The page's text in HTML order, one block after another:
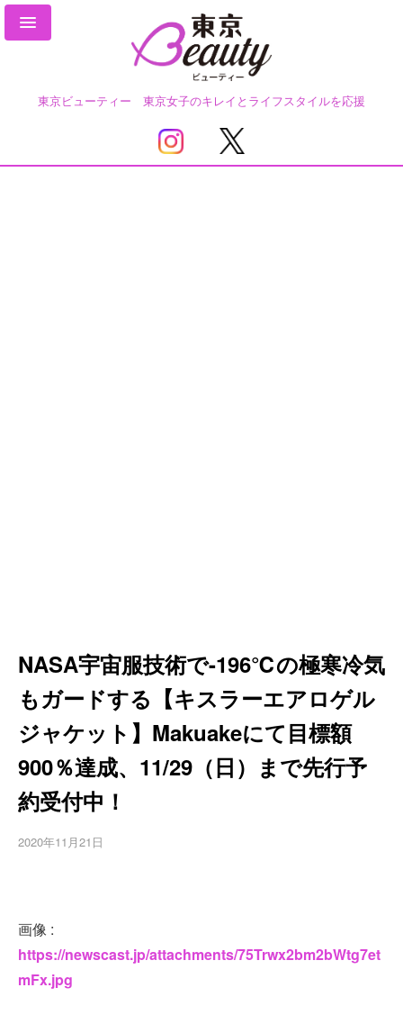
東京ビューティー 東京女子のキレイとライフスタイルを応援
NASA宇宙服技術で-196℃の極寒冷気
もガードする【キスラーエアロゲル
ジャケット】Makuakeにて目標額
900％達成、11/29（日）まで先行予
約受付中！
2020年11月21日
画像 :
https://newscast.jp/attachments/75Trwx2bm2bWtg7et
mFx.jpg